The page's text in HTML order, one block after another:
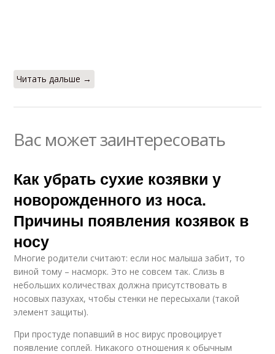
Читать дальше →
Вас может заинтересовать
Как убрать сухие козявки у
новорожденного из носа.
Причины появления козявок в
носу
Многие родители считают: если нос малыша забит, то
виной тому – насморк. Это не совсем так. Слизь в
небольших количествах должна присутствовать в
носовых пазухах, чтобы стенки не пересыхали (такой
элемент защиты).
При простуде попавший в нос вирус провоцирует
появление соплей. Никакого отношения к обычным